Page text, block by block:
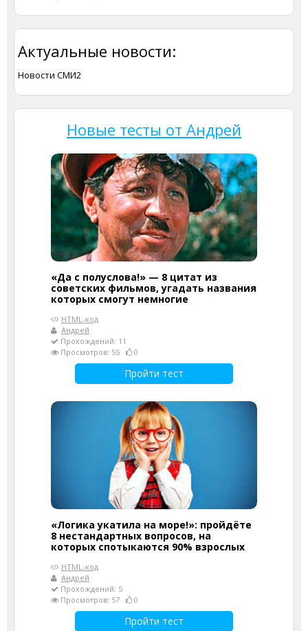
Актуальные новости:
Новости СМИ2
Новые тесты от Андрей
«Да с полуслова!» — 8 цитат из
советских фильмов, угадать названия
которых смогут немногие
HTML-код
Андрей
Прохождений: 11
Просмотров: 55
0
Пройти тест
«Логика укатила на море!»: пройдёте
8 нестандартных вопросов, на
которых спотыкаются 90% взрослых
HTML-код
Андрей
Прохождений: 5
Просмотров: 57
0
Пройти тест